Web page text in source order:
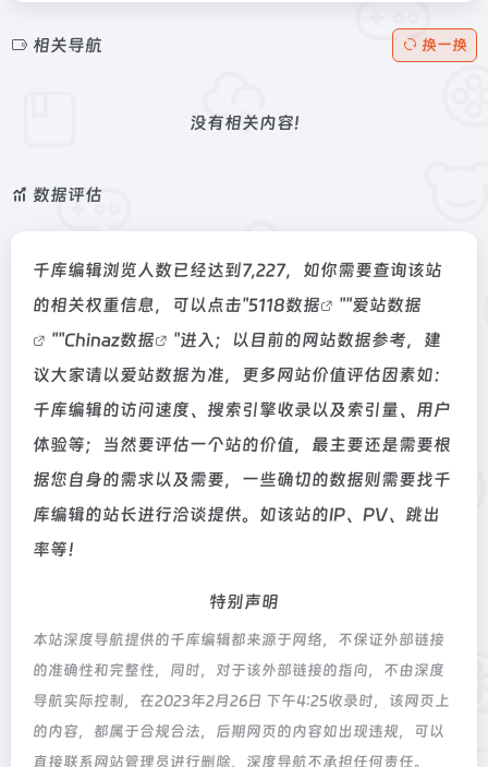
相关导航 换一换
没有相关内容!
数据评估
千库编辑浏览人数已经达到7,227，如你需要查询该站
的相关权重信息，可以点击"5118数据 ""爱站数据
""Chinaz数据
"进入；以目前的网站数据参考，建
议大家请以爱站数据为准，更多网站价值评估因素如：
千库编辑的访问速度、搜索引擎收录以及索引量、用户
体验等；当然要评估一个站的价值，最主要还是需要根
据您自身的需求以及需要，一些确切的数据则需要找千
库编辑的站长进行洽谈提供。如该站的IP、PV、跳出
率等！
特别声明
本站深度导航提供的千库编辑都来源于网络，不保证外部链接
的准确性和完整性，同时，对于该外部链接的指向，不由深度
导航实际控制，在2023年2月26日 下午4:25收录时，该网页上
的内容，都属于合规合法，后期网页的内容如出现违规，可以
直接联系网站管理员进行删除，深度导航不承担任何责任。